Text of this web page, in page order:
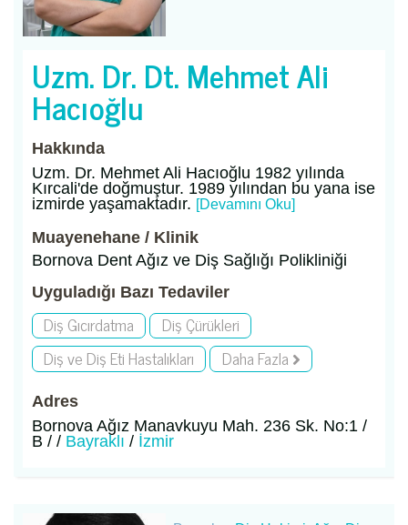
Uzm. Dr. Dt. Mehmet Ali
Hacıoğlu
Hakkında
Uzm. Dr. Mehmet Ali Hacıoğlu 1982 yılında
Kırcali'de doğmuştur. 1989 yılından bu yana ise
izmirde yaşamaktadır. [Devamını Oku]
Muayenehane / Klinik
Bornova Dent Ağız ve Diş Sağlığı Polikliniği
Uyguladığı Bazı Tedaviler
Diş Gıcırdatma
Diş Çürükleri
Diş ve Diş Eti Hastalıkları
Daha Fazla
Adres
Bornova Ağız Manavkuyu Mah. 236 Sk. No:1 /
B / / Bayraklı / İzmir